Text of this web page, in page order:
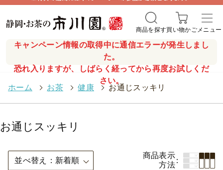
キャンペーン情報の取得中に通信エラーが発生しまし
た。
恐れ入りますが、しばらく経ってから再度お試しくだ
さい。
商品を探す買い物かごメニュー
ホーム > お茶 > 健康 > お通じスッキリ
お通じスッキリ
並べ替え 新着順
商品表示
方法